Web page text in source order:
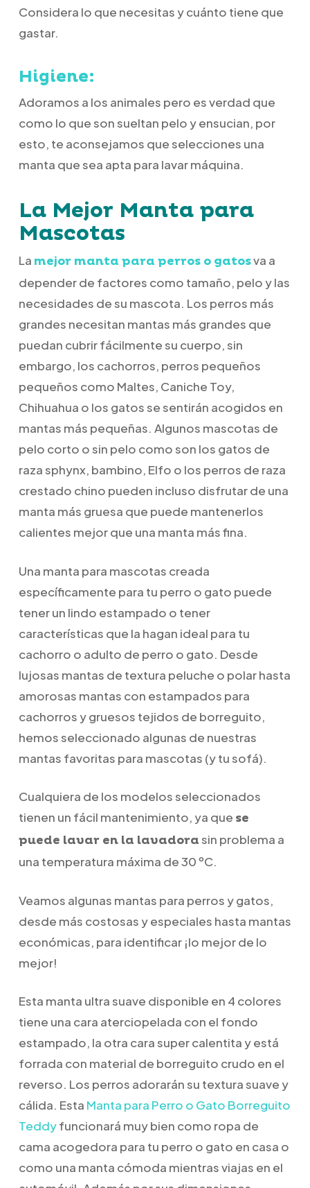
Considera lo que necesitas y cuánto tiene que
gastar.
Higiene:
Adoramos a los animales pero es verdad que
como lo que son sueltan pelo y ensucian, por
esto, te aconsejamos que selecciones una
manta que sea apta para lavar máquina.
La Mejor Manta para
Mascotas
La mejor manta para perros o gatosva a
depender de factores como tamaño, pelo y las
necesidades de su mascota. Los perros más
grandes necesitan mantas más grandes que
puedan cubrir fácilmente su cuerpo, sin
embargo, los cachorros, perros pequeños
pequeños como Maltes, Caniche Toy,
Chihuahua o los gatos se sentirán acogidos en
mantas más pequeñas. Algunos mascotas de
pelo corto o sin pelo como son los gatos de
raza sphynx, bambino, Elfo o los perros de raza
crestado chino pueden incluso disfrutar de una
manta más gruesa que puede mantenerlos
calientes mejor que una manta más fina.
Una manta para mascotas creada
específicamente para tu perro o gato puede
tener un lindo estampado o tener
características que la hagan ideal para tu
cachorro o adulto de perro o gato. Desde
lujosas mantas de textura peluche o polar hasta
amorosas mantas con estampados para
cachorros y gruesos tejidos de borreguito,
hemos seleccionado algunas de nuestras
mantas favoritas para mascotas (y tu sofá).
Cualquiera de los modelos seleccionados
tienen un fácil mantenimiento, ya que se
puede lavar en la lavadorasin problema a
una temperatura máxima de 30 ºC.
Veamos algunas mantas para perros y gatos,
desde más costosas y especiales hasta mantas
económicas, para identificar ¡lo mejor de lo
mejor!
Esta manta ultra suave disponible en 4 colores
tiene una cara aterciopelada con el fondo
estampado, la otra cara super calentita y está
forrada con material de borreguito crudo en el
reverso. Los perros adorarán su textura suave y
cálida. Esta Manta para Perro o Gato Borreguito
Teddyfuncionará muy bien como ropa de
cama acogedora para tu perro o gato en casa o
como una manta cómoda mientras viajas en el